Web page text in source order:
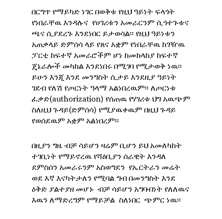
በርግጥ የማይካድ ነገር በወቅቱ የዚህ ዓይነት ፍላጎት
የነበራቸዉ እንዳሉና የሀገሪቱን አመራርንም ሲጎተጉቱና
ጫና ሲያደረጉ እንደነበር ይታወሳል፡፡ የዚህ ዓይነቱን
አጠቃላይ ድምሰሳ ላይ የጸና አቋም የነበራቸዉ ከገዥዉ
ፓርቲ ከፍተኛ አመራሮችም ሆነ ከመከላከያ ከፍተኛ
ጄኔራሎች መካከል እንደነበሩ በሚገባ የሚታወቅ ነዉ፡፡
ይሁን እንጂ እንደ መንግስት ሲታይ እንደዚያ ዓይነት
ገደብ የለሽ የጦርነት ዓላማ አልነበረዉም፡፡ ለጦርነቱ
ፈቃድ(authorization) የሰጠዉ የሃገሪቱ ህግ አዉጭም
ስለዚህ ጉዳይ(ድምሰሳ) የሚያዉቀዉም በዚህ ጉዳይ
የወሰደዉም አቋም አልነበረም፡፡
በዚያን ግዜ ብቻ ሳይሆን ዛሬም ቢሆን ይህ አመለካከት
ተገቢነት የማይኖረዉ የሻዕቢያን ሰራዊት እንዳለ
ደምስሰን አመራሩንም አስወግደን የኤርትራን መሬት
ወደ እኛ እናካትታለን የሚባል ግብ በመንግስት እንደ
ዕቅድ ያልተያዘ መሆኑ ብቻ ሳይሆን አግባብነት የለለዉና
እዉን ለማድረግም የማይቻል ስለነበር ጭምር ነዉ፡፡